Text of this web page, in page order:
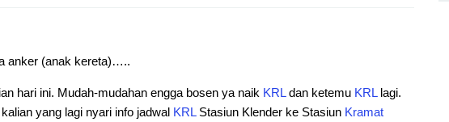
anker (anak kereta)…..
hari ini. Mudah-mudahan engga bosen ya naik KRLdan ketemu KRLlagi.
yang lagi nyari info jadwal KRLStasiun Klender ke Stasiun Kramat